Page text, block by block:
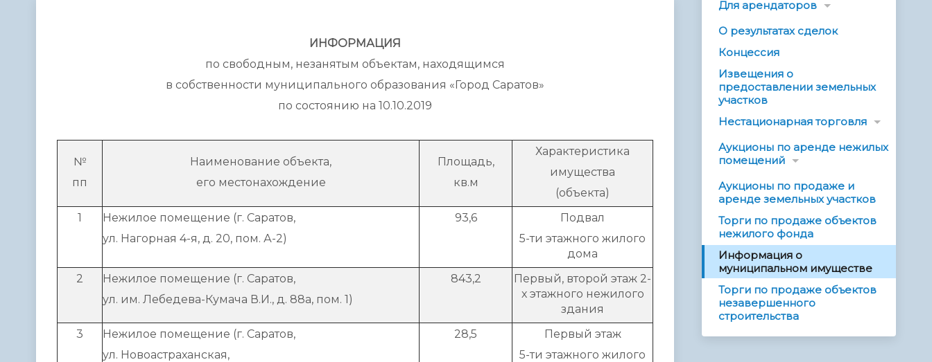
ИНФОРМАЦИЯ
по свободным, незанятым объектам, находящимся
в собственности муниципального образования «Город Саратов»
по состоянию на 10.10.2019
№
пп
Наименование объекта,
его местонахождение
Площадь,
кв.м
Характеристика
имущества
(объекта)
1
Нежилое помещение (г. Саратов,
ул. Нагорная 4-я, д. 20, пом. А-2)
93,6
Подвал
5-ти этажного жилого
дома
2
Нежилое помещение (г. Саратов,
ул. им. Лебедева-Кумача В.И., д. 88а, пом. 1)
843,2
Первый, второй этаж 2-
х этажного нежилого
здания
3
Нежилое помещение (г. Саратов,
ул. Новоастраханская,
28,5
Первый этаж
5-ти этажного жилого
Для арендаторов
О результатах сделок
Концессия
Извещения о
предоставлении земельных
участков
Нестационарная торговля
Аукционы по аренде нежилых
помещений
Аукционы по продаже и
аренде земельных участков
Торги по продаже объектов
нежилого фонда
Информация о
муниципальном имуществе
Торги по продаже объектов
незавершенного
строительства